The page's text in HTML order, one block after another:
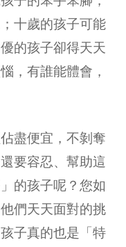
十歲的孩子可能
的孩子卻得天天
，有誰能體會，
盡便宜，不剝奪
要容忍、幫助這
的孩子呢？您如
們天天面對的挑
子真的也是「特